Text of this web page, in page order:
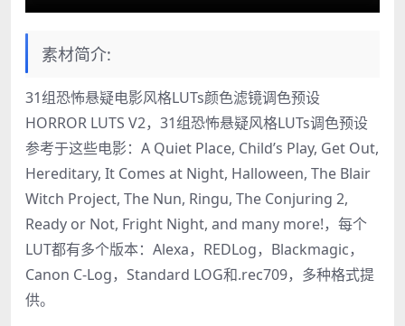
素材简介:
31组恐怖悬疑电影风格LUTs颜色滤镜调色预设
HORROR LUTS V2，31组恐怖悬疑风格LUTs调色预设
参考于这些电影：A Quiet Place, Child’s Play, Get Out,
Hereditary, It Comes at Night, Halloween, The Blair
Witch Project, The Nun, Ringu, The Conjuring 2,
Ready or Not, Fright Night, and many more!，每个
LUT都有多个版本：Alexa，REDLog，Blackmagic，
Canon C-Log，Standard LOG和.rec709，多种格式提
供。